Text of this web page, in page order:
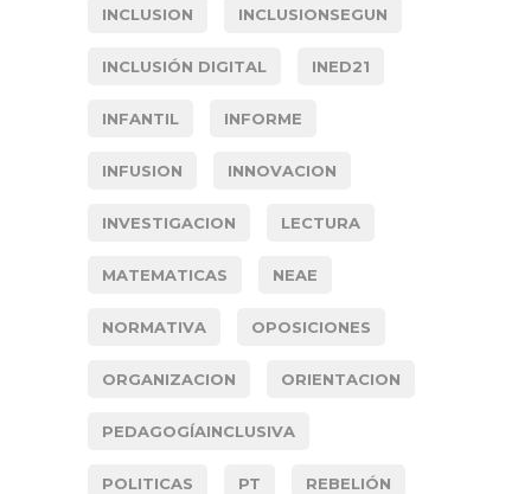
INCLUSION INCLUSIONSEGUN
INCLUSIÓN DIGITAL INED21
INFANTIL INFORME
INFUSION INNOVACION
INVESTIGACION LECTURA
MATEMATICAS NEAE
NORMATIVA OPOSICIONES
ORGANIZACION ORIENTACION
PEDAGOGÍAINCLUSIVA
POLITICAS PT REBELIÓN